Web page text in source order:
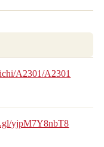
A2301/A2301
yjpM7Y8nbT8